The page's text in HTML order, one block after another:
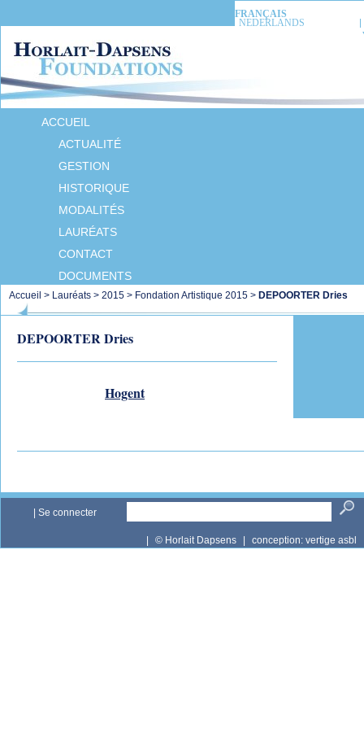
FRANÇAIS
NEDERLANDS
ACCUEIL
ACTUALITÉ
GESTION
HISTORIQUE
MODALITÉS
LAURÉATS
CONTACT
DOCUMENTS
Accueil > Lauréats > 2015 > Fondation Artistique 2015 > DEPOORTER Dries
DEPOORTER Dries
Hogent
Se connecter
© Horlait Dapsens conception: vertige asbl